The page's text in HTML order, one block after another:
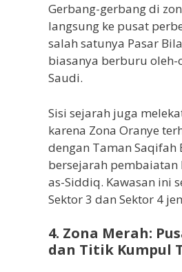
Gerbang-gerbang di
langsung ke pusat
salah satunya Pasar
biasanya berburu oleh-
Saudi.
Sisi sejarah juga
karena Zona Oranye
dengan Taman Saqifah
bersejarah pembaiatan
as-Siddiq. Kawasan ini
Sektor 3 dan Sektor 4
4. Zona Merah:
dan Titik Kumpul